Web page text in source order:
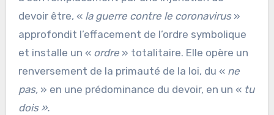
devoir être, « la guerre contre le coronavirus»
approfondit l’effacement de l’ordre symbolique
et installe un « ordre» totalitaire. Elle opère un
renversement de la primauté de la loi, du « ne
pas,» en une prédominance du devoir, en un « tu
dois ».